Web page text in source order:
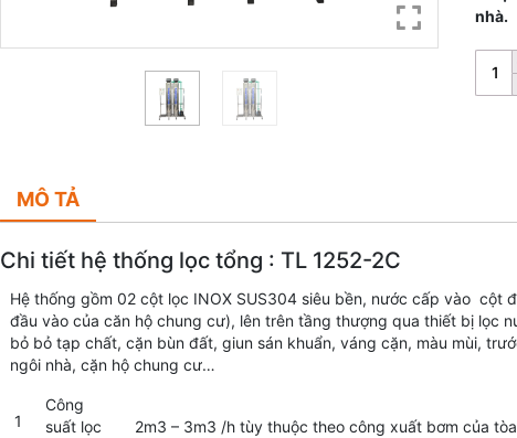
nhà.
MÔ TẢ
Chi tiết hệ thống lọc tổng : TL 1252-2C
Hệ thống gồm 02 cột lọc INOX SUS304 siêu bền, nước cấp vào
đầu vào của căn hộ chung cư), lên trên tầng thượng qua thiết bị lọc
bỏ bỏ tạp chất, cặn bùn đất, giun sán khuẩn, váng cặn, màu mùi,
ngôi nhà, cặn hộ chung cư…
1
Công
suất lọc
2m3 – 3m3 /h tùy thuộc theo công xuất bơm của